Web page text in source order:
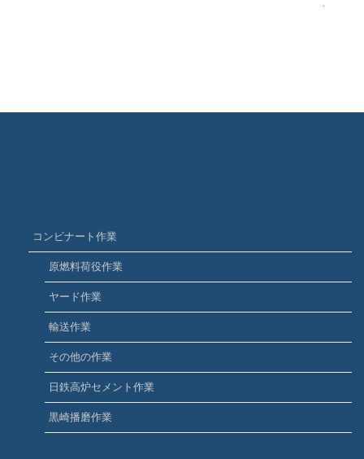
コンビナート作業
原燃料荷役作業
ヤード作業
輸送作業
その他の作業
日鉄高炉セメント作業
黒崎播磨作業